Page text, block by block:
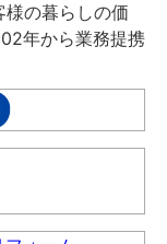
の暮らしの価
年から業務提携